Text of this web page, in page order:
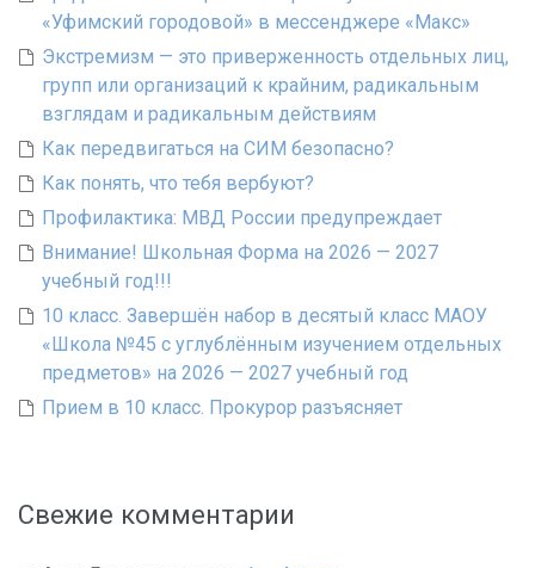
«Уфимский городовой» в мессенджере «Макс»
Экстремизм — это приверженность отдельных лиц,
групп или организаций к крайним, радикальным
взглядам и радикальным действиям
Как передвигаться на СИМ безопасно?
Как понять, что тебя вербуют?
Профилактика: МВД России предупреждает
Внимание! Школьная Форма на 2026 — 2027
учебный год!!!
10 класс. Завершён набор в десятый класс МАОУ
«Школа №45 с углублённым изучением отдельных
предметов» на 2026 — 2027 учебный год
Прием в 10 класс. Прокурор разъясняет
Свежие комментарии